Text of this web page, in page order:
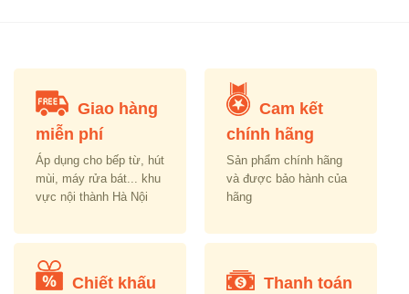
Giao hàng
miễn phí
Áp dụng cho bếp từ, hút
mùi, máy rửa bát... khu
vực nội thành Hà Nội
Cam kết
chính hãng
Sản phẩm chính hãng
và được bảo hành của
hãng
Chiết khấu
Thanh toán